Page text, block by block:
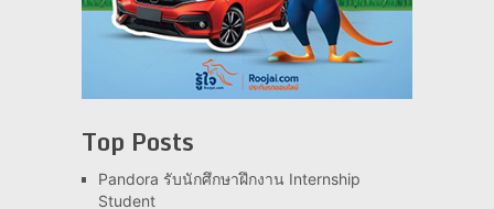
Top Posts
Pandora รับนักศึกษาฝึกงาน Internship
Student